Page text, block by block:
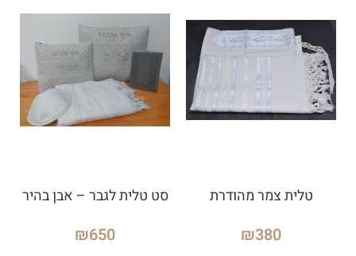
טלית צמר מהודרת
₪380
סט טלית לגבר – אבן בהיר
₪650